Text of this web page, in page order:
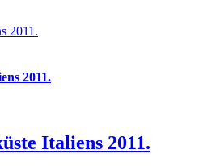
2011.
2011.
Italiens 2011.